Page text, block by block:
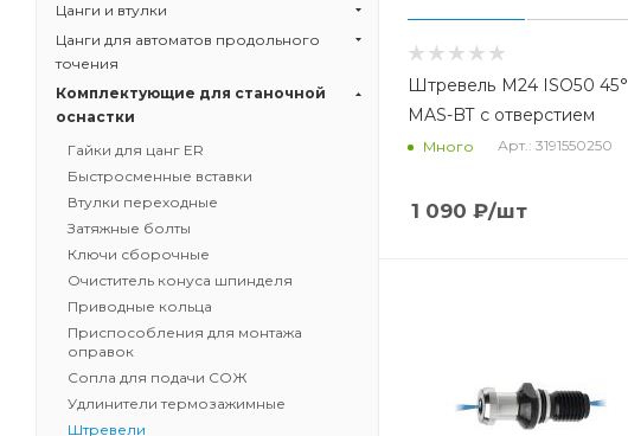
Штревель М24 ISO50 45°
MAS-BT с отверстием
Много Арт.: 3191550250
1 090 ₽/шт
Цанги и втулки
Цанги для автоматов продольного
точения
Комплектующие для станочной
оснастки
Гайки для цанг ER
Быстросменные вставки
Втулки переходные
Затяжные болты
Ключи сборочные
Очиститель конуса шпинделя
Приводные кольца
Приспособления для монтажа
оправок
Сопла для подачи СОЖ
Удлинители термозажимные
Штревели